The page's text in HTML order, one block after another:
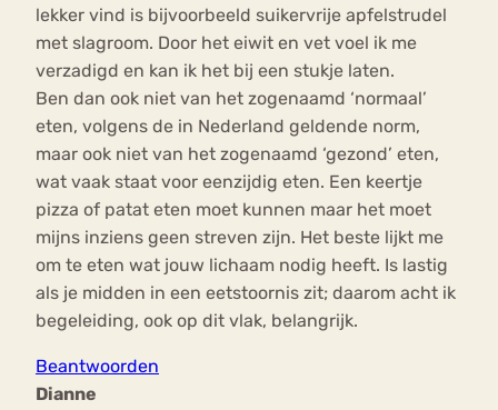
lekker vind is bijvoorbeeld suikervrije apfelstrudel
met slagroom. Door het eiwit en vet voel ik me
verzadigd en kan ik het bij een stukje laten.
Ben dan ook niet van het zogenaamd ‘normaal’
eten, volgens de in Nederland geldende norm,
maar ook niet van het zogenaamd ‘gezond’ eten,
wat vaak staat voor eenzijdig eten. Een keertje
pizza of patat eten moet kunnen maar het moet
mijns inziens geen streven zijn. Het beste lijkt me
om te eten wat jouw lichaam nodig heeft. Is lastig
als je midden in een eetstoornis zit; daarom acht ik
begeleiding, ook op dit vlak, belangrijk.
Beantwoorden
Dianne